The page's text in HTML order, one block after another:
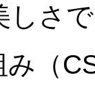
しさ
（